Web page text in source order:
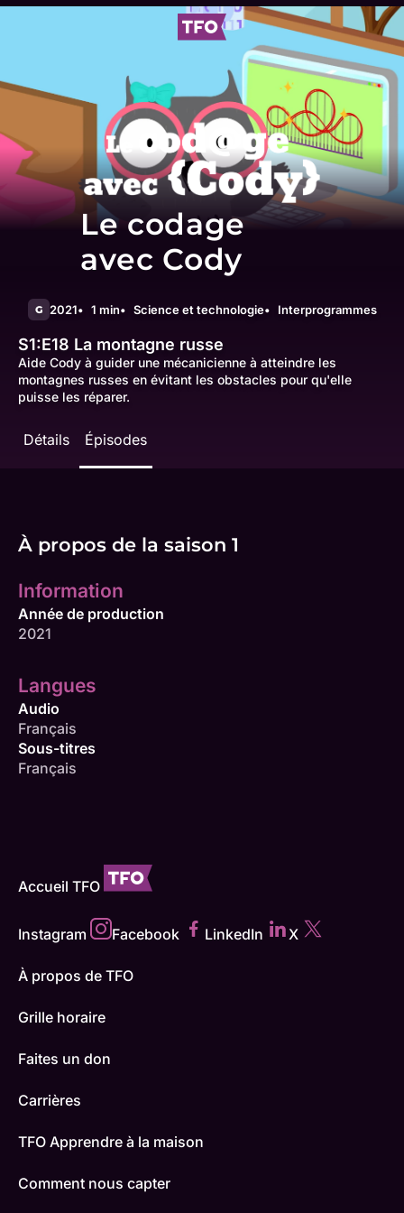
Le codage
avec Cody
G 2021 1 min Science et technologie Interprogrammes
S1:E18 La montagne russe
Aide Cody à guider une mécanicienne à atteindre les
montagnes russes en évitant les obstacles pour qu'elle
puisse les réparer.
Détails Épisodes
À propos de la saison 1
Information
Année de production
2021
Langues
Audio
Français
Sous-titres
Français
Accueil TFO
Instagram Facebook LinkedIn X
À propos de TFO
Grille horaire
Faites un don
Carrières
TFO Apprendre à la maison
Comment nous capter